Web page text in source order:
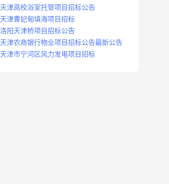
程项目招标
天津高校浴室托管项目招标公告
天津曹妃甸填海项目招标
洛阳天津桥项目招标公告
天津农商银行物业项目招标公告最新公告
天津市宁河区风力发电项目招标